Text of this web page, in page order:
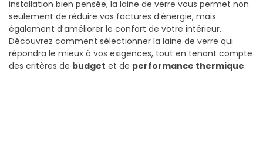
installation bien pensée, la laine de verre vous permet non
seulement de réduire vos factures d’énergie, mais
également d’améliorer le confort de votre intérieur.
Découvrez comment sélectionner la laine de verre qui
répondra le mieux à vos exigences, tout en tenant compte
des critères de budget et de performance thermique.